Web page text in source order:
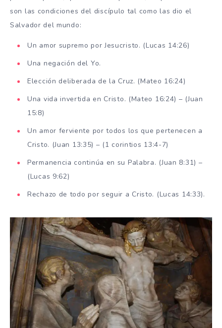
son las condiciones del discípulo tal como las dio el
Salvador del mundo:
Un amor supremo por Jesucristo. (Lucas 14:26)
Una negación del Yo.
Elección deliberada de la Cruz. (Mateo 16:24)
Una vida invertida en Cristo. (Mateo 16:24) – (Juan
15:8)
Un amor ferviente por todos los que pertenecen a
Cristo. (Juan 13:35) – (1 corintios 13:4-7)
Permanencia continúa en su Palabra. (Juan 8:31) –
(Lucas 9:62)
Rechazo de todo por seguir a Cristo. (Lucas 14:33).